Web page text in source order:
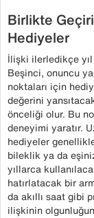
Birlikte
Hediyeler
İlişki ilerledikçe
Beşinci, onuncu
noktaları için
değerini
önceliği olur. Bu
deneyimi yaratır.
hediyeler
bileklik ya da
yıllarca
hatırlatacak bir
da akıllı saat gibi
ilişkinin